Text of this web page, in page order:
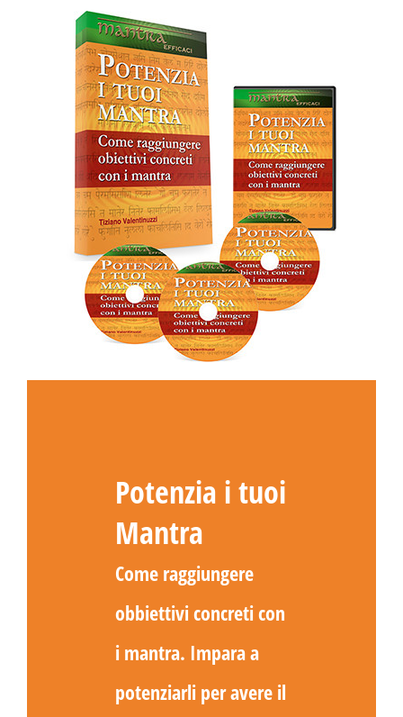
Potenzia i tuoi
Mantra
Come raggiungere
obbiettivi concreti con
i mantra. Impara a
potenziarli per avere il